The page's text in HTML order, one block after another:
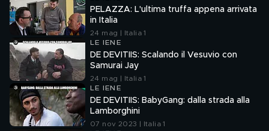
PELAZZA: L'ultima truffa appena arrivata
in Italia
24 mag | Italia 1
LE IENE
DE DEVITIIS: Scalando il Vesuvio con
Samurai Jay
24 mag | Italia 1
LE IENE
DE DEVITIIS: BabyGang: dalla strada alla
Lamborghini
07 nov 2023 | Italia 1